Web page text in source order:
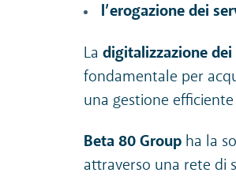
l’erogazione dei
La digitalizzazione
fondamentale per
una gestione
Beta 80 Groupha la
attraverso una rete di